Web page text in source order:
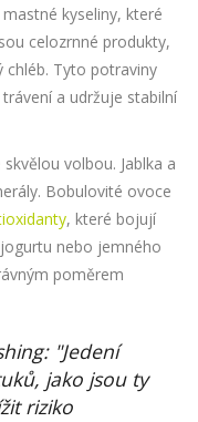
kyseliny, které
celozrnné produkty,
chléb. Tyto potraviny
a udržuje stabilní
volbou. Jablka a
Bobulovité ovoce
, které bojují
nebo jemného
poměrem
"Jedení
jako jsou ty
riziko